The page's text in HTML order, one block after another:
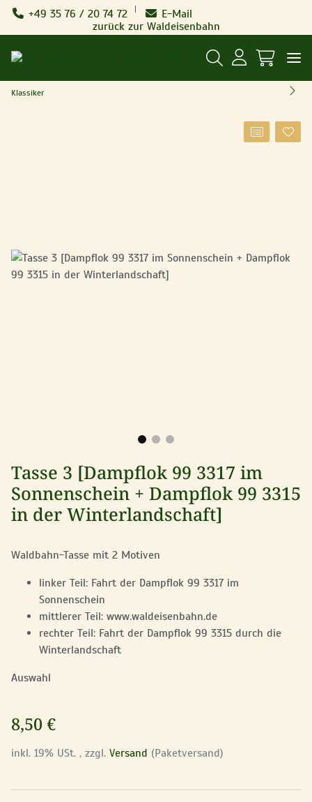
+49 35 76 / 20 74 72
E-Mail
zurück zur Waldeisenbahn
Klassiker
Tasse 3 [Dampflok 99 3317 im
Sonnenschein + Dampflok 99 3315
in der Winterlandschaft]
Waldbahn-Tasse mit 2 Motiven
linker Teil: Fahrt der Dampflok 99 3317 im
Sonnenschein
mittlerer Teil: www.waldeisenbahn.de
rechter Teil: Fahrt der Dampflok 99 3315 durch die
Winterlandschaft
Auswahl
8,50 €
inkl. 19% USt. , zzgl. Versand (Paketversand)